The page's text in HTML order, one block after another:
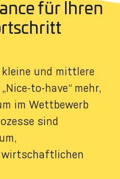
für Ihren
und mittlere
to-have“ mehr,
im Wettbewerb
sind
wirtschaftlichen